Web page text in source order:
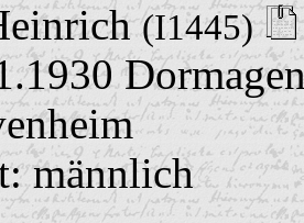
(I1445)
männlich